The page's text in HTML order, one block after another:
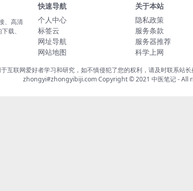
、高清
载、
快速导航
个人中心
标签云
网址导航
网站地图
关于本站
隐私政策
服务条款
服务器推荐
科学上网
互联网爱好者学习和研究，如不慎侵犯了您的权利，请及时联系站
zhongyi#zhongyibiji.com Copyright © 2021 中医笔记- All